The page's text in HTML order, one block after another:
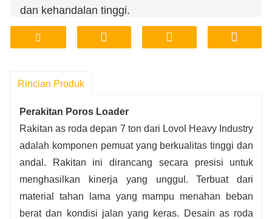
dan kehandalan tinggi.
4. Toko pabrik, mendukung kustomisasi
pemrosesan.
6. Penyimpanan pabrik, pengiriman,
Rincian Produk
Perakitan Poros Loader
Rakitan as roda depan 7 ton dari Lovol Heavy Industry
adalah komponen pemuat yang berkualitas tinggi dan
andal. Rakitan ini dirancang secara presisi untuk
menghasilkan kinerja yang unggul. Terbuat dari
material tahan lama yang mampu menahan beban
berat dan kondisi jalan yang keras. Desain as roda